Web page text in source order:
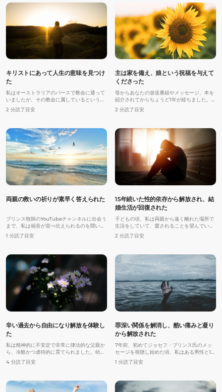
決心をし、すでに通っているトレーニングス
タジオに加えて別のレッスンも受け始めまし
キリストにあって人生の意味を見つけ
た
私はオーストラリアのパースで教会に通って
いましたが、その教会に属しているという感
覚を真に抱いたことはありませんでした。成
長過程において、過去にいじめられた体験
なかったこと、また、学業面で寄せられる両
親からの高い期待のゆえに、私の人生にはい
つも空虚感がありました。
2 分読了目安
主は家を備え、娘という祝福を与えて
くださった
母からあなたの放送番組やメッセージ、本を
紹介されてからちょうど1年が経ちました。あ
なたの語ることばは、私の人生に大きな違い
を生み出してくれました。
2 分読了目安
両親の救いの祈りが素早く答えられた
プリンス牧師のYouTubeチャンネルに出会う
まで、私は福音が宣べ伝えられるのを聞いた
ことがありませんでした。プリンス牧師のメ
ッセージにより、恵みの福音と、主イエスは
愛しているという真理をわかりやすく理解す
ることができました。最終的に、私は主イエ
ス・キリストを私の主であり救い主として受
け入れました。
1 分読了目安
15年続いた性的依存から解放され、結
婚生活が回復された
子どもの頃、私は両親から遠く離れた場所で
生活をしていて、愛されることを望んでいま
した。10年生（日本の高校1年生）の頃、見
知らぬ男たちから性的いたずらを受け、私は
れ、自慰行為をし、人々に性的いたずらをす
るようになりました。そんな自分の行為を私
は嫌悪し、やめたいと望みましたがそうする
ことはできませんでした。同時に、私にとっ
て罪はとても魅力的だったのです。
2 分読了目安
辛い過去から自由になり解放を体験し
た
私は精神的に不安定で非常に律法的な父親か
ら、冷酷かつ虐待的に育てられました。幼少
期は父親を恐れ、必死に愛を求めてもがきな
がら過ごしました。十代になると、私の自尊
私は自分を恐ろしいほど醜く、愚かで、周囲
への重荷でしかないと考えていました。
4 分読了目安
罪深い関係を解消し、酷い痛みと凝り
から解放された
7年前、初めてジョセフ・プリンス氏のメッ
セージを視聴し始めた頃、私はある男性と12
年間同棲していました。また、私はこれまで
に2度の離婚を経験し、一人で二人の子ども
1 分読了目安